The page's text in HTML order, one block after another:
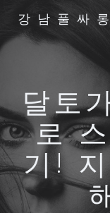
강남풀싸롱
달토
로
기!